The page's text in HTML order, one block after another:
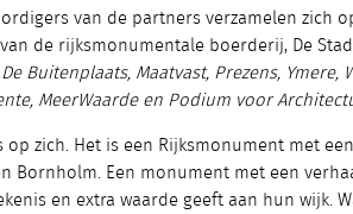
van de partners verzamelen zich
de rijksmonumentale boerderij, De
De Buitenplaats, Maatvast, Prezens, Ymere,
MeerWaarde en Podium voor
op zich. Het is een Rijksmonument met
Bornholm. Een monument met een
en extra waarde geeft aan hun wijk.